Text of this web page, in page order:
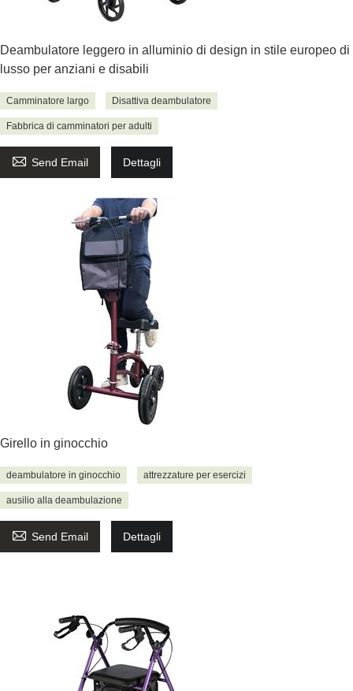
Deambulatore leggero in alluminio di design in stile europeo di
lusso per anziani e disabili
Camminatore largo Disattiva deambulatore
Fabbrica di camminatori per adulti
 Send Email Dettagli
Girello in ginocchio
deambulatore in ginocchio attrezzature per esercizi
ausilio alla deambulazione
 Send Email Dettagli